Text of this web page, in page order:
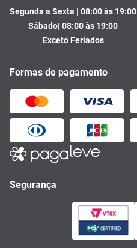
Segunda a Sexta | 08:00 às 19:00
Sábado| 08:00 às 19:00
Exceto Feriados
Formas de pagamento
Segurança